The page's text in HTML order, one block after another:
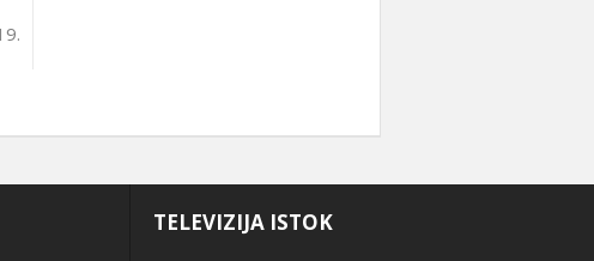
TELEVIZIJA ISTOK